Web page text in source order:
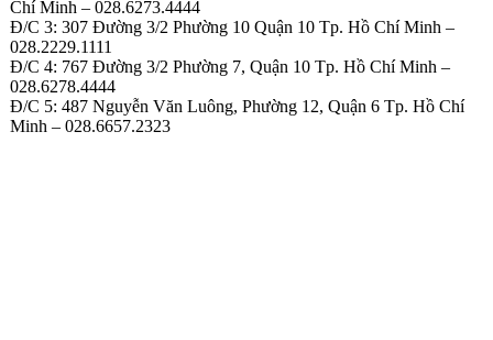
Chí Minh – 028.6273.4444
Đ/C 3: 307 Đường 3/2 Phường 10 Quận 10 Tp. Hồ Chí Minh –
028.2229.1111
Đ/C 4: 767 Đường 3/2 Phường 7, Quận 10 Tp. Hồ Chí Minh –
028.6278.4444
Đ/C 5: 487 Nguyễn Văn Luông, Phường 12, Quận 6 Tp. Hồ Chí
Minh – 028.6657.2323